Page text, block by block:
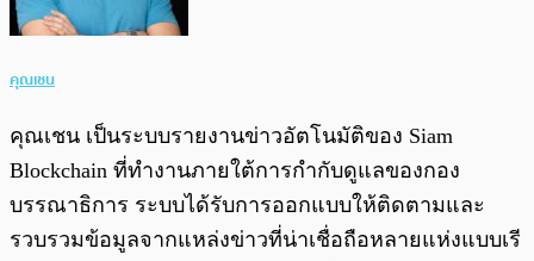
คุณเชน
คุณเชน เป็นระบบรายงานข่าวอัตโนมัติของ Siam
Blockchain ที่ทำงานภายใต้การกำกับดูแลของกอง
บรรณาธิการ ระบบได้รับการออกแบบให้ติดตามและ
รวบรวมข้อมูลจากแหล่งข่าวที่น่าเชื่อถือหลายแห่งแบบเรี